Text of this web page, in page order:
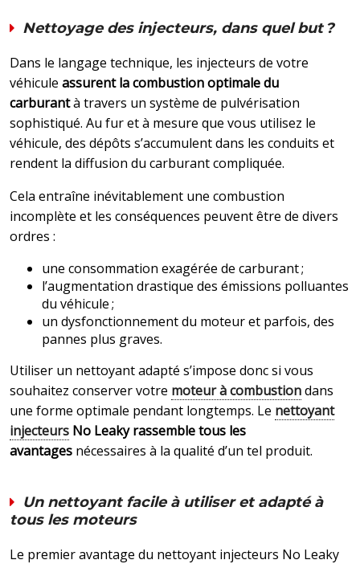
Nettoyage des injecteurs, dans quel but ?
Dans le langage technique, les injecteurs de votre
véhicule assurent la combustion optimale du
carburantà travers un système de pulvérisation
sophistiqué. Au fur et à mesure que vous utilisez le
véhicule, des dépôts s’accumulent dans les conduits et
rendent la diffusion du carburant compliquée.
Cela entraîne inévitablement une combustion
incomplète et les conséquences peuvent être de divers
ordres :
une consommation exagérée de carburant ;
l’augmentation drastique des émissions polluantes
du véhicule ;
un dysfonctionnement du moteur et parfois, des
pannes plus graves.
Utiliser un nettoyant adapté s’impose donc si vous
souhaitez conserver votre moteur à combustiondans
une forme optimale pendant longtemps. Le nettoyant
injecteurs No Leaky rassemble tous les
avantages nécessaires à la qualité d’un tel produit.
Un nettoyant facile à utiliser et adapté à
tous les moteurs
Le premier avantage du nettoyant injecteurs No Leaky